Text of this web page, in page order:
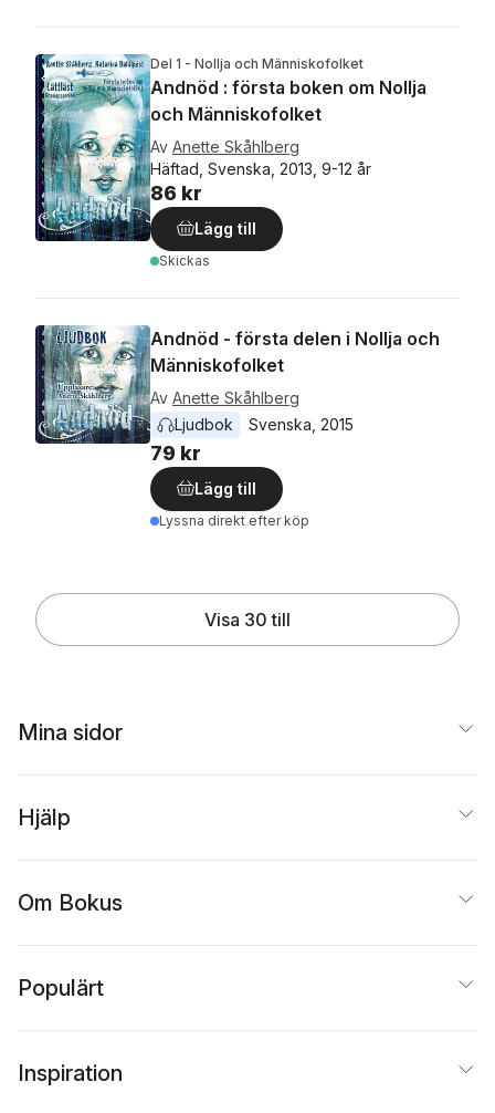
Del 1 - Nollja och Människofolket
Andnöd : första boken om Nollja
och Människofolket
Av Anette Skåhlberg
Häftad, Svenska, 2013, 9-12 år
86 kr
Lägg till
Skickas
Andnöd - första delen i Nollja och
Människofolket
Av Anette Skåhlberg
Ljudbok
Svenska 2015
79 kr
Lägg till
Lyssna direkt efter köp
Visa 30 till
Mina sidor
Hjälp
Om Bokus
Populärt
Inspiration